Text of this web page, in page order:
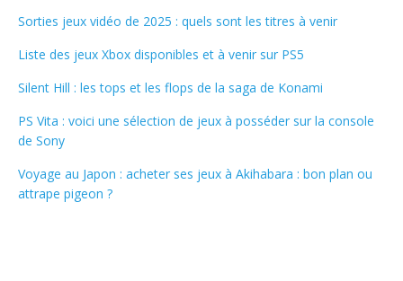
Sorties jeux vidéo de 2025 : quels sont les titres à venir
Liste des jeux Xbox disponibles et à venir sur PS5
Silent Hill : les tops et les flops de la saga de Konami
PS Vita : voici une sélection de jeux à posséder sur la console
de Sony
Voyage au Japon : acheter ses jeux à Akihabara : bon plan ou
attrape pigeon ?